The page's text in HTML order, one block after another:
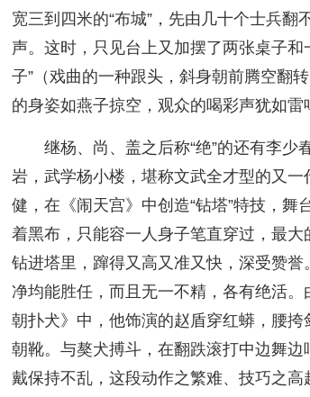
宽三到四米的“布城”，先由几十个士兵
声。这时，只见台上又加摆了两张桌子
子”（戏曲的一种跟头，斜身朝前腾空翻
的身姿如燕子掠空，观众的喝彩声犹如雷
继杨、尚、盖之后称“绝”的还有李
岩，武学杨小楼，堪称文武全才型的又
健，在《闹天宫》中创造“钻塔”特技，
着黑布，只能容一人身子笔直穿过，最
钻进塔里，蹿得又高又准又快，深受赞誉
净均能胜任，而且无一不精，各有绝活
朝扑犬》中，他饰演的赵盾穿红蟒，腰
朝靴。与獒犬搏斗，在翻跌滚打中边舞
戴保持不乱，这段动作之繁难、技巧之